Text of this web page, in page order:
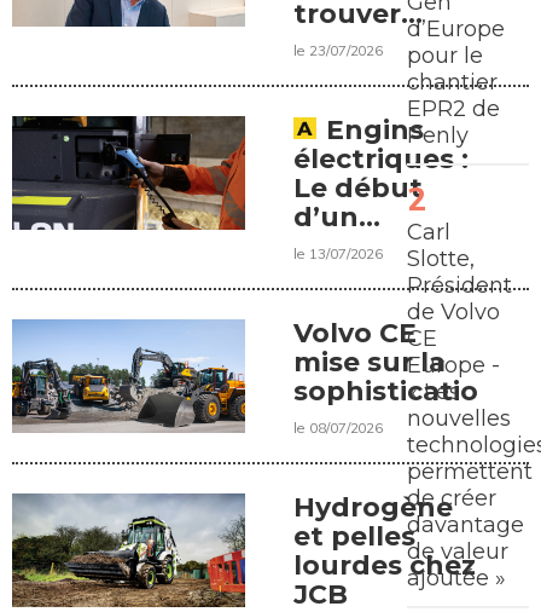
trouver
l’électricité »,
Plouzennec,
groupe
Colas
le 23/07/2026
Engins
électriques :
Le début
d’un
nouveau
chapitre ?
le 13/07/2026
Volvo CE
mise sur la
sophistication
le 08/07/2026
Hydrogène
et pelles
lourdes chez
JCB
d’Europe
pour le
chantier
EPR2 de
Penly
Carl
Slotte,
Président
de Volvo
CE
Europe -
« Les
nouvelles
permettent
de créer
davantage
de valeur
ajoutée »